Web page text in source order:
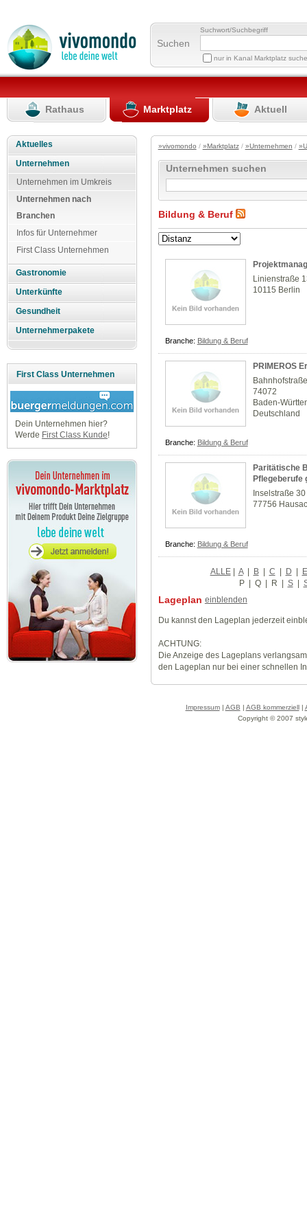
Suchen
Suchwort/Suchbegriff
nur in Kanal Marktplatz
Rathaus Marktplatz Aktuell
Aktuelles
Unternehmen
Unternehmen im Umkreis
Unternehmen nach
Branchen
Infos für Unternehmer
First Class Unternehmen
Gastronomie
Unterkünfte
Gesundheit
Unternehmerpakete
First Class Unternehmen
Dein Unternehmen hier?
Werde First Class Kunde!
»vivomondo / »Marktplatz/ »Unternehmen /
Unternehmen suchen
Bildung & Beruf
Linienstraße
10115 Berlin
Branche: Bildung & Beruf
PRIMEROS
74072
Baden-
Deutschland
Branche: Bildung & Beruf
Paritätische
Pflegeberufe
Inselstraße 30
77756
Branche: Bildung & Beruf
ALLE| A | B | C | D | E
P| Q | R | S |
Lageplan einblenden
Du kannst den Lageplan jederzeit
ACHTUNG:
Die Anzeige des Lageplans
den Lageplan nur bei einer schnellen
Impressum| AGB | AGB kommerziell|
Copyright © 2007